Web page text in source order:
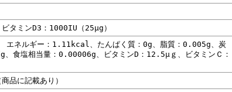
ビタミンD3：1000IU（25μg）
エネルギー：1.11kcal、たんぱく質：0g、脂質：0.005g、炭
、食塩相当量：0.00006g、ビタミンD：12.5μｇ、ビタミンＣ：
品に記載あり）